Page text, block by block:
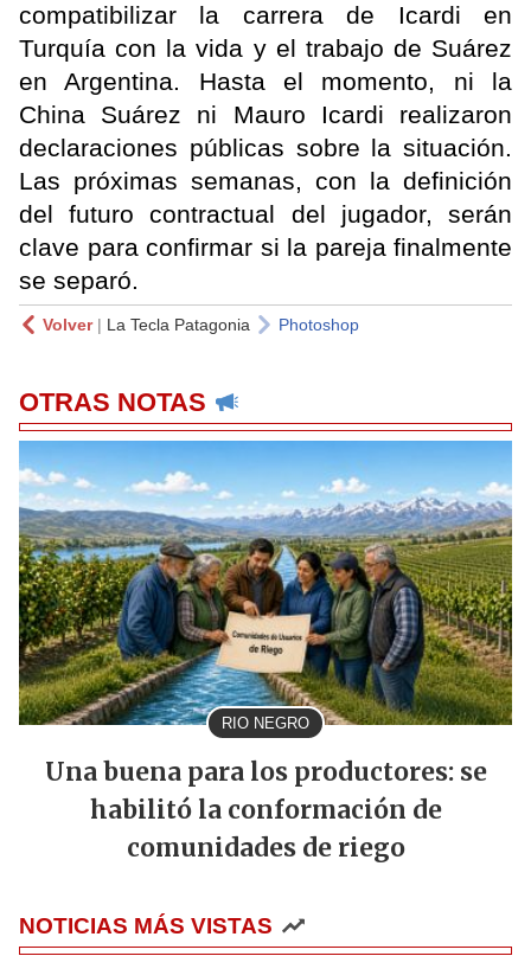
compatibilizar la carrera de Icardi en
Turquía con la vida y el trabajo de Suárez
en Argentina. Hasta el momento, ni la
China Suárez ni Mauro Icardi realizaron
declaraciones públicas sobre la situación.
Las próximas semanas, con la definición
del futuro contractual del jugador, serán
clave para confirmar si la pareja finalmente
se separó.
Volver| La Tecla Patagonia Photoshop
OTRAS NOTAS
RIO NEGRO
Una buena para los productores: se
habilitó la conformación de
comunidades de riego
NOTICIAS MÁS VISTAS